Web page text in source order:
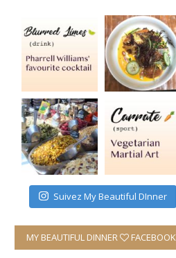
Suivez My Beautiful DInner
MY BEAUTIFUL DINNER FACEBOOK